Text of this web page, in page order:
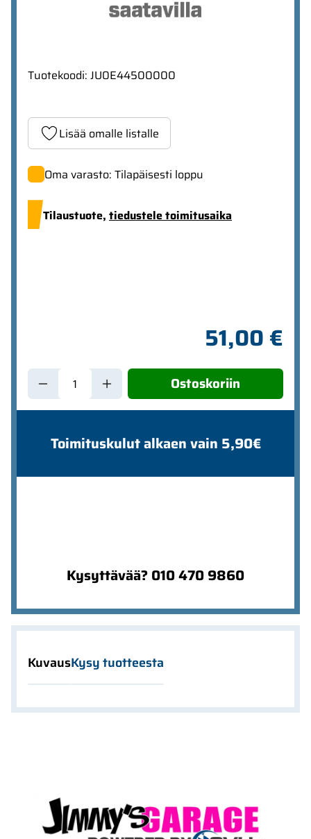
Tuotekoodi: JU0E44500000
Lisää omalle listalle
Oma varasto: Tilapäisesti loppu
Tilaustuote, tiedustele toimitusaika
51,00 €
Ostoskoriin
Toimituskulut alkaen vain 5,90€
Kysyttävää? 010 470 9860
KuvausKysy tuotteesta